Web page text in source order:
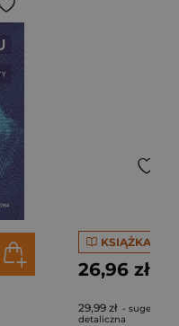
KSIĄŻKA
26,96 zł
29,99 zł -
detaliczna